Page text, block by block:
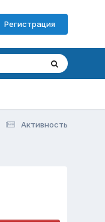
Регистрация
Активность